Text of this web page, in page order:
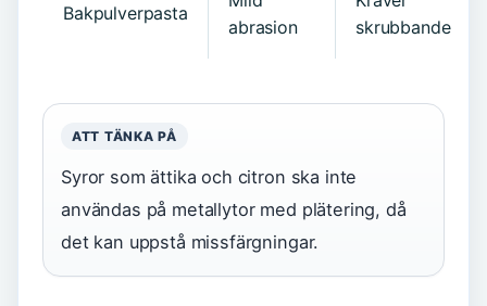
Bakpulverpasta
abrasion
skrubbande
ATT TÄNKA PÅ
Syror som ättika och citron ska inte
användas på metallytor med plätering, då
det kan uppstå missfärgningar.